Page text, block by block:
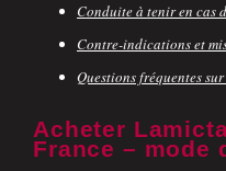
Conduite à tenir en cas
Contre-indications et
Questions fréquentes
Acheter
France – mode